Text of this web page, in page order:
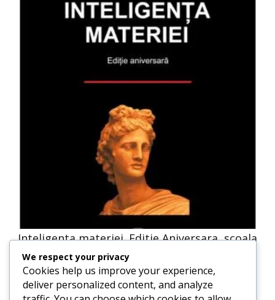
Inteligenta materiei. Editie Aniversara, scoala
ardeleana, Filozofie
We respect your privacy
Cookies help us improve your experience,
deliver personalized content, and analyze